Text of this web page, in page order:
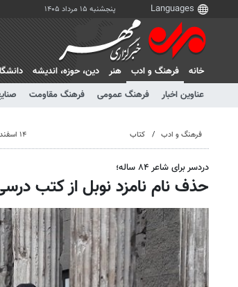
پنجشنبه ۱۵ مرداد ۱۴۰۵
خانه
فرهنگ و ادب
عناوین اخبار
فرهنگ عمومی فرهنگ مقاومت
هنر دين، حوزه، انديشه
فرهنگ و ادب کتاب ۱۴ اسفند ۱۳۹۶، ۹:۰۳
دردسر برای شاعر ۸۴ ساله؛
حذف نام نامزد نوبل از کتب